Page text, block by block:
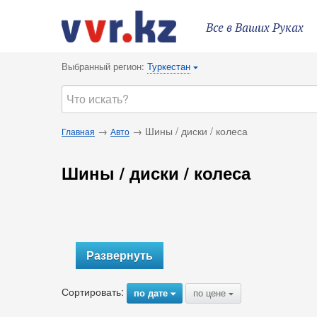
Все в Ваших Руках
Выбранный регион: Туркестан {
Главная → Авто → Шины / диски / колеса
Шины / диски / колеса
Развернуть
Сортировать: по дате{ по цене {